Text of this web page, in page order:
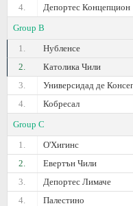
4.
Депортес Концепцион
Group B
1.
Нубленсе
2.
Католика Чили
3.
Универсидад де
4.
Кобресал
Group C
1.
О'Хигинс
2.
Евертън Чили
3.
Депортес Лимаче
4.
Палестино